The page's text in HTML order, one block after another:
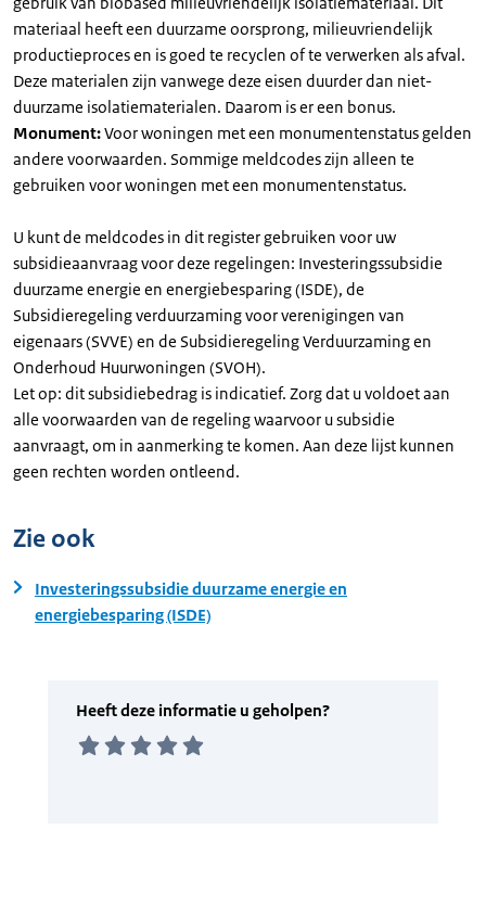
materiaal heeft een duurzame oorsprong, milieuvriendelijk
productieproces en is goed te recyclen of te verwerken als afval.
Deze materialen zijn vanwege deze eisen duurder dan niet-
duurzame isolatiematerialen. Daarom is er een bonus.
Monument:Voor woningen met een monumentenstatus gelden
andere voorwaarden. Sommige meldcodes zijn alleen te
gebruiken voor woningen met een monumentenstatus.
U kunt de meldcodes in dit register gebruiken voor uw
subsidieaanvraag voor deze regelingen: Investeringssubsidie
duurzame energie en energiebesparing (ISDE), de
Subsidieregeling verduurzaming voor verenigingen van
eigenaars (SVVE) en de Subsidieregeling Verduurzaming en
Onderhoud Huurwoningen (SVOH).
Let op: dit subsidiebedrag is indicatief. Zorg dat u voldoet aan
alle voorwaarden van de regeling waarvoor u subsidie
aanvraagt, om in aanmerking te komen. Aan deze lijst kunnen
geen rechten worden ontleend.
Zie ook
Investeringssubsidie duurzame energie en
energiebesparing (ISDE)